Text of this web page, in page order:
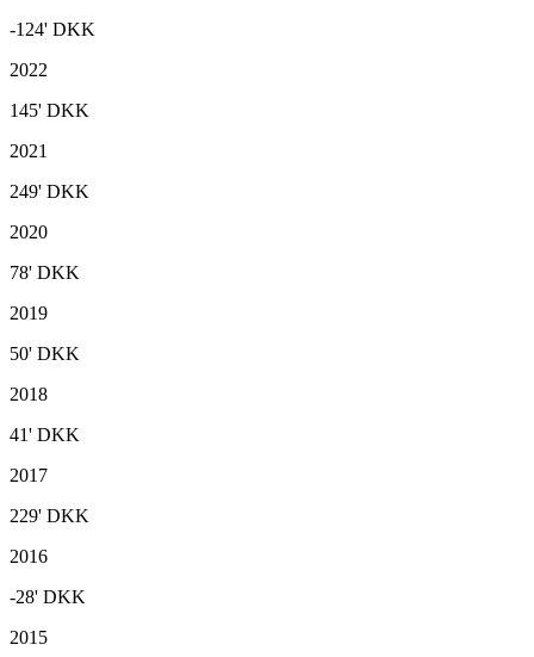
-124' DKK
2022
145' DKK
2021
249' DKK
2020
78' DKK
2019
50' DKK
2018
41' DKK
2017
229' DKK
2016
-28' DKK
2015